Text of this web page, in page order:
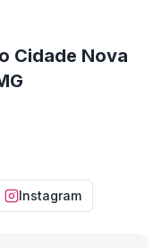
Cidade Nova
Instagram